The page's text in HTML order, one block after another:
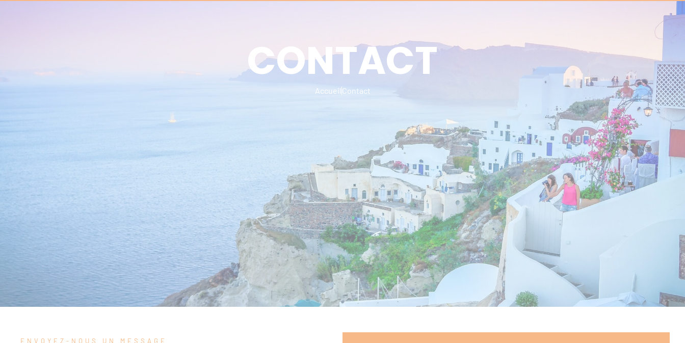
Programmation individuelle Nous contacter pour la brochure groupe
CONTACT
AccueilContact
ENVOYEZ-NOUS UN MESSAGE